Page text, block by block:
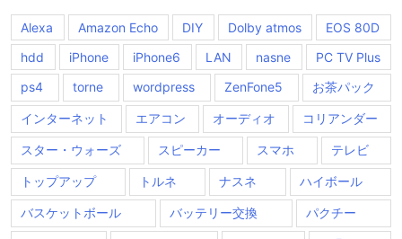
Alexa Amazon Echo DIY Dolby atmos
EOS 80D
hdd
iPhone iPhone6 LAN nasne
PC TV Plus
ps4
torne wordpress ZenFone5 お茶パック
インターネット エアコン オーディオ コリアンダー
スター・ウォーズ スピーカー スマホ テレビ
トップアップ トルネ ナスネ ハイボール
バスケットボール バッテリー交換 パクチー